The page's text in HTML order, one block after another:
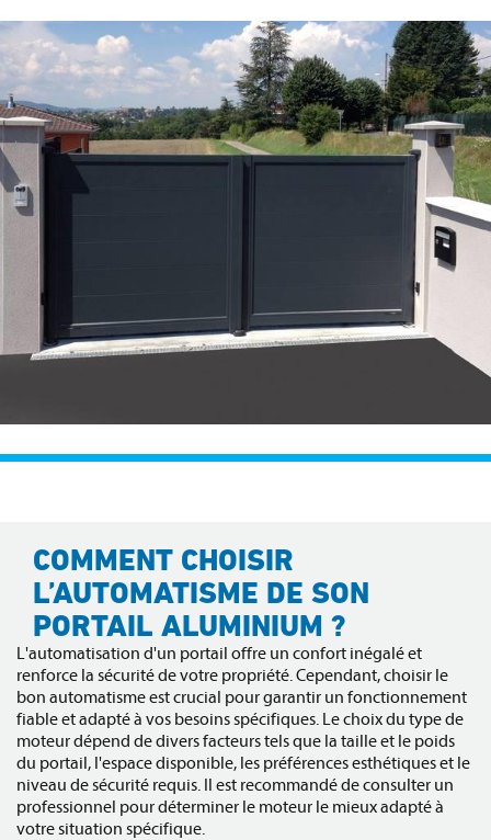
COMMENT CHOISIR
L’AUTOMATISME DE SON
PORTAIL ALUMINIUM ?
L'automatisation d'un portail offre un confort inégalé et
renforce la sécurité de votre propriété. Cependant, choisir le
bon automatisme est crucial pour garantir un fonctionnement
fiable et adapté à vos besoins spécifiques. Le choix du type de
moteur dépend de divers facteurs tels que la taille et le poids
du portail, l'espace disponible, les préférences esthétiques et le
niveau de sécurité requis. Il est recommandé de consulter un
professionnel pour déterminer le moteur le mieux adapté à
votre situation spécifique.